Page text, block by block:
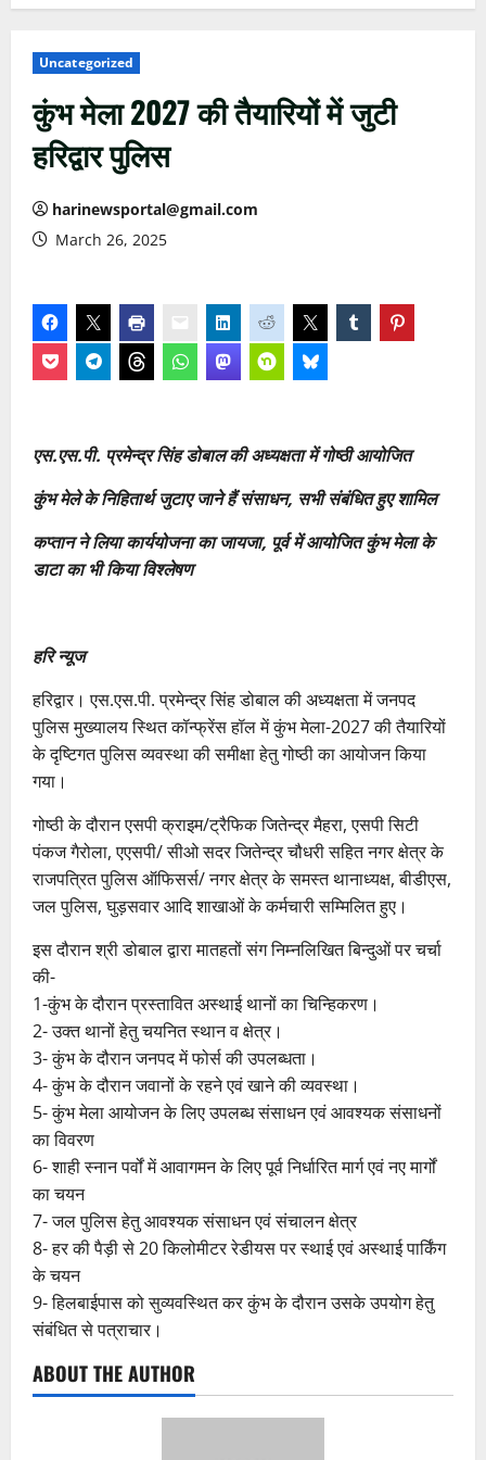
Uncategorized
कुंभ मेला 2027 की तैयारियों में जुटी
हरिद्वार पुलिस
harinewsportal@gmail.com
March 26, 2025
एस.एस.पी. प्रमेन्द्र सिंह डोबाल की अध्यक्षता में गोष्ठी आयोजित
कुंभ मेले के निहितार्थ जुटाए जाने हैं संसाधन, सभी संबंधित हुए शामिल
कप्तान ने लिया कार्ययोजना का जायजा, पूर्व में आयोजित कुंभ मेला के
डाटा का भी किया विश्लेषण
हरि न्यूज
हरिद्वार। एस.एस.पी. प्रमेन्द्र सिंह डोबाल की अध्यक्षता में जनपद
पुलिस मुख्यालय स्थित कॉन्फ्रेंस हॉल में कुंभ मेला-2027 की तैयारियों
के दृष्टिगत पुलिस व्यवस्था की समीक्षा हेतु गोष्ठी का आयोजन किया
गया।
गोष्ठी के दौरान एसपी क्राइम/ट्रैफिक जितेन्द्र मैहरा, एसपी सिटी
पंकज गैरोला, एएसपी/ सीओ सदर जितेन्द्र चौधरी सहित नगर क्षेत्र के
राजपत्रित पुलिस ऑफिसर्स/ नगर क्षेत्र के समस्त थानाध्यक्ष, बीडीएस,
जल पुलिस, घुड़सवार आदि शाखाओं के कर्मचारी सम्मिलित हुए।
इस दौरान श्री डोबाल द्वारा मातहतों संग निम्नलिखित बिन्दुओं पर चर्चा
की-
1-कुंभ के दौरान प्रस्तावित अस्थाई थानों का चिन्हिकरण।
2- उक्त थानों हेतु चयनित स्थान व क्षेत्र।
3- कुंभ के दौरान जनपद में फोर्स की उपलब्धता।
4- कुंभ के दौरान जवानों के रहने एवं खाने की व्यवस्था।
5- कुंभ मेला आयोजन के लिए उपलब्ध संसाधन एवं आवश्यक संसाधनों
का विवरण
6- शाही स्नान पर्वों में आवागमन के लिए पूर्व निर्धारित मार्ग एवं नए मार्गों
का चयन
7- जल पुलिस हेतु आवश्यक संसाधन एवं संचालन क्षेत्र
8- हर की पैड़ी से 20 किलोमीटर रेडीयस पर स्थाई एवं अस्थाई पार्किंग
के चयन
9- हिलबाईपास को सुव्यवस्थित कर कुंभ के दौरान उसके उपयोग हेतु
संबंधित से पत्राचार।
ABOUT THE AUTHOR